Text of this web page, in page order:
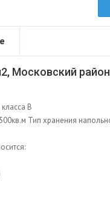
Московский район
В
Тип хранения